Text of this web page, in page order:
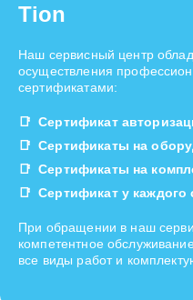
Tion
Наш сервисный центр
осуществления
сертификатами:
Сертификат
Сертификаты на
Сертификаты на
Сертификат у каждого
При обращении в наш
компетентное
все виды работ и